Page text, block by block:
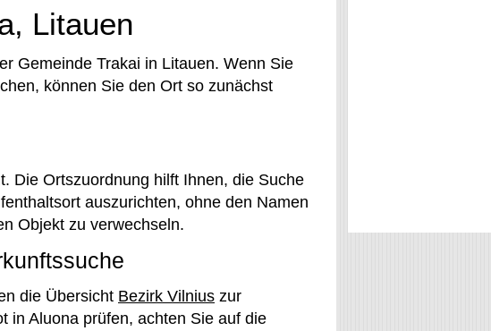
Litauen
Gemeinde Trakai in Litauen. Wenn Sie
können Sie den Ort so zunächst
Die Ortszuordnung hilft Ihnen, die Suche
auszurichten, ohne den Namen
Objekt zu verwechseln.
die Übersicht Bezirk Vilnius zur
in Aluona prüfen, achten Sie auf die